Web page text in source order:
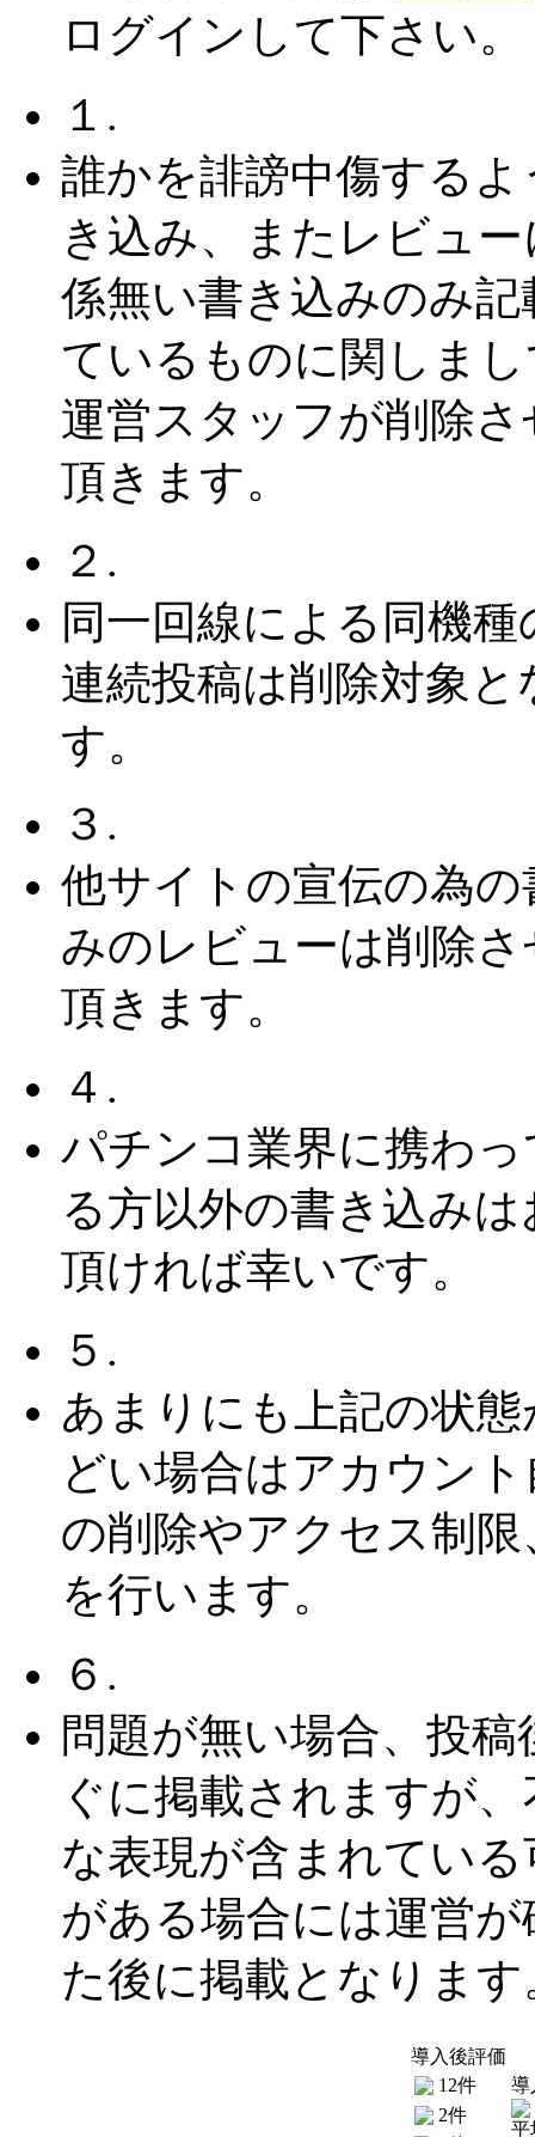
ログインして下さい。
１.
誰かを誹謗中傷するよ
き込み、またレビュー
係無い書き込みのみ記
ているものに関しま
運営スタッフが削除さ
頂きます。
２.
同一回線による同機種
連続投稿は削除対象と
す。
３.
他サイトの宣伝の為の
みのレビューは削除さ
頂きます。
４.
パチンコ業界に携わっ
る方以外の書き込みは
頂ければ幸いです。
５.
あまりにも上記の状態
どい場合はアカウント
の削除やアクセス制限
を行います。
６.
問題が無い場合、投稿
ぐに掲載されますが
な表現が含まれている
がある場合には運営が
た後に掲載となります
導入後評価
12件
2件
導
平